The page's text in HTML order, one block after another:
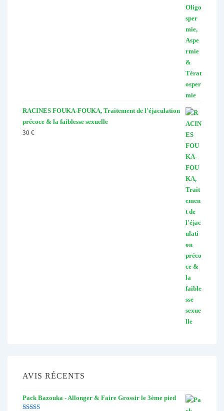
RACINES FOUKA-FOUKA, Traitement de l'éjaculation
précoce & la faiblesse sexuelle
30 €
AVIS RÉCENTS
Pack Bazouka - Allonger & Faire Grossir le 3ème pied